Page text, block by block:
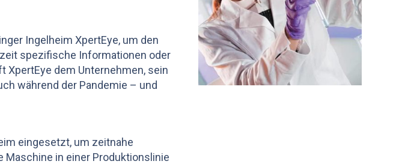
Ingelheim XpertEye, um den
spezifische Informationen oder
XpertEye dem Unternehmen, sein
während der Pandemie – und
eingesetzt, um zeitnahe
Maschine in einer Produktionslinie